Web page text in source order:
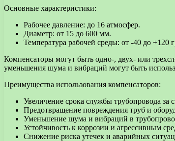
Основные характеристики:
Рабочее давление: до 16 атмосфер.
Диаметр: от 15 до 600 мм.
Температура рабочей среды: от -40 до +120
Компенсаторы могут быть одно-, двух- или
уменьшения шума и вибраций могут быть
Преимущества использования компенсаторов:
Увеличение срока службы трубопровода за
Предотвращение повреждения труб и
Уменьшение шума и вибраций в
Устойчивость к коррозии и агрессивным
Снижение риска утечек и аварийных